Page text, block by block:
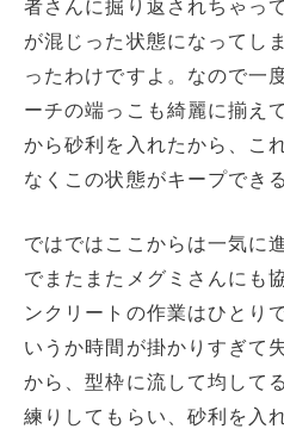
者さんに掘り返されちゃっ
が混じった状態になってし
ったわけですよ。なので一
ーチの端っこも綺麗に揃え
から砂利を入れたから、こ
なくこの状態がキープでき
ではではここからは一気に
でまたまたメグミさんにも
ンクリートの作業はひとり
いうか時間が掛かりすぎて
から、型枠に流して均して
練りしてもらい、砂利を入